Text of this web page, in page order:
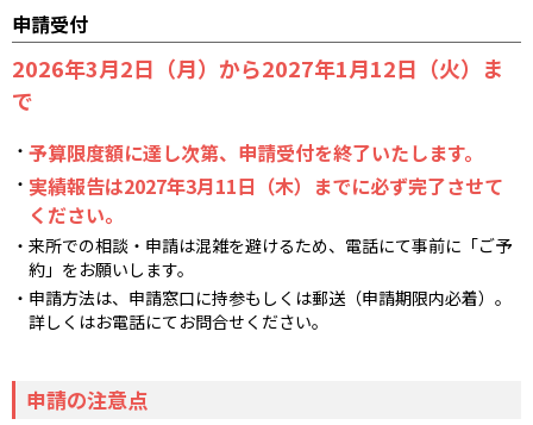
申請受付
2026年3月2日（月）から2027年1月12日（火）ま
で
予算限度額に達し次第、申請受付を終了いたします。
実績報告は2027年3月11日（木）までに必ず完了させて
ください。
来所での相談・申請は混雑を避けるため、電話にて事前に「ご予
約」をお願いします。
申請方法は、申請窓口に持参もしくは郵送（申請期限内必着）。
詳しくはお電話にてお問合せください。
申請の注意点